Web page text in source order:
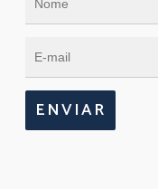
ENVIAR